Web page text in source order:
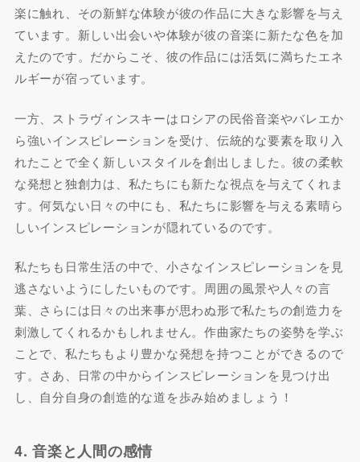
楽に触れ、その新鮮な体験が彼の作品に大きな影響を与え
ています。新しい出会いや体験が彼の音楽に新たな色を加
えたのです。だからこそ、彼の作品には活気に満ちたエネ
ルギーが宿っています。
一方、ストラヴィンスキーはロシアの民俗音楽やバレエか
ら強いインスピレーションを受け、伝統的な要素を取り入
れたことで全く新しいスタイルを創出しました。彼の柔軟
な発想と独創力は、私たちにも新たな視点を与えてくれま
す。何気ない日々の中にも、私たちに影響を与える素晴ら
しいインスピレーションが隠れているのです。
私たちも日常生活の中で、小さなインスピレーションを見
逃さないようにしたいものです。周囲の風景や人々の言
葉、さらには日々の出来事が思わぬ形で私たちの創造力を
刺激してくれるかもしれません。作曲家たちの姿勢を学ぶ
ことで、私たちもより豊かな発想を持つことができるので
す。さあ、日常の中からインスピレーションを見つけ出
し、自分自身の創造的な道を歩み始めましょう！
4. 音楽と人間の感情